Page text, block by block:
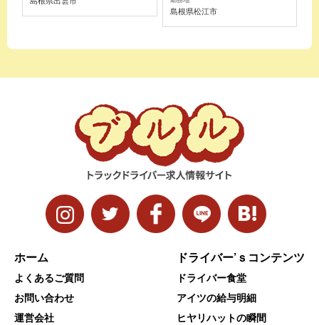
島根県松江市
ホーム
よくあるご質問
お問い合わせ
運営会社
ドライバー’ｓコンテンツ
ドライバー食堂
アイツの給与明細
ヒヤリハットの瞬間